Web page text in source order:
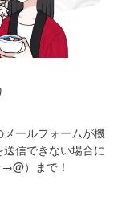
メールフォームが機
信できない場合に
）まで！